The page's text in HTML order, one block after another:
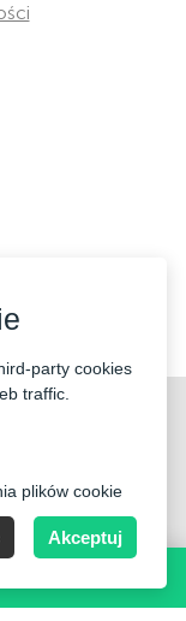
zastrzeżone
party cookies
traffic.
plików cookie
Akceptuj